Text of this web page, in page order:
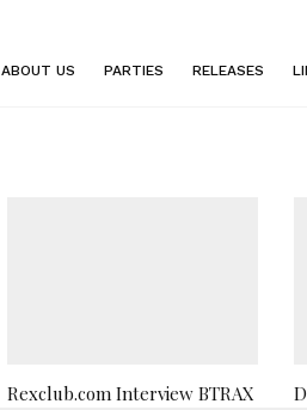
ABOUT US PARTIES RELEASES
Rexclub.com Interview BTRAX